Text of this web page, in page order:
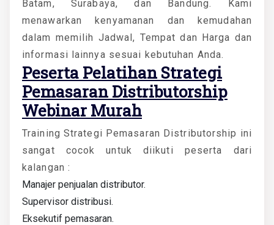
Batam, Surabaya, dan Bandung. Kami
menawarkan kenyamanan dan kemudahan
dalam memilih Jadwal, Tempat dan Harga dan
informasi lainnya sesuai kebutuhan Anda.
Peserta Pelatihan Strategi
Pemasaran Distributorship
Webinar Murah
Training Strategi Pemasaran Distributorship ini
sangat cocok untuk diikuti peserta dari
kalangan :
Manajer penjualan distributor.
Supervisor distribusi.
Eksekutif pemasaran.